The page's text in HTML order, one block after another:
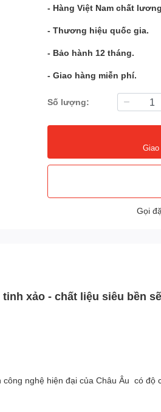
- Hàng Việt Nam chất
- Thương hiệu quốc gia.
- Bảo hành 12 tháng.
- Giao hàng miễn phí.
Số lượng:
Gọi
xảo - chất liệu siêu bền
nghệ hiện đại của Châu Âu có độ